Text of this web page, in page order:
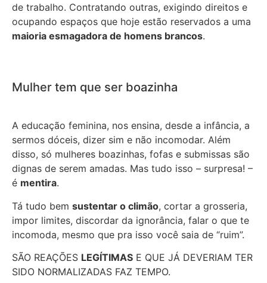
de trabalho. Contratando outras, exigindo direitos e
ocupando espaços que hoje estão reservados a uma
maioria esmagadora de homens brancos.
Mulher tem que ser boazinha
A educação feminina, nos ensina, desde a infância, a
sermos dóceis, dizer sim e não incomodar. Além
disso, só mulheres boazinhas, fofas e submissas são
dignas de serem amadas. Mas tudo isso – surpresa! –
é mentira.
Tá tudo bem sustentar o climão, cortar a grosseria,
impor limites, discordar da ignorância, falar o que te
incomoda, mesmo que pra isso você saia de “ruim”.
SÃO REAÇÕES LEGÍTIMAS E QUE JÁ DEVERIAM TER
SIDO NORMALIZADAS FAZ TEMPO.